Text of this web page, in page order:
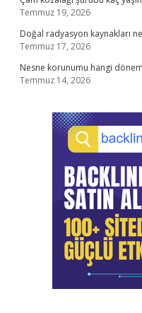
Temmuz 19, 2026
Doğal radyasyon kaynakları
Temmuz 17, 2026
Nesne korunumu hangi
Temmuz 14, 2026